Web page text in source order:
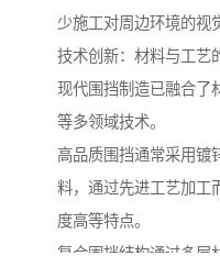
少施工对周边环境的视
技术创新：材料与工艺
现代围挡制造已融合了
等多领域技术。
高品质围挡通常采用镀
料，通过先进工艺加工
度高等特点。